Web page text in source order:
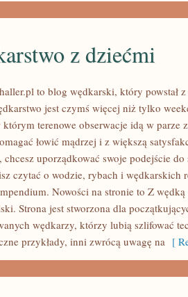
z dziećmi
to blog wędkarski, który powstał
jest czymś więcej niż tylko
terenowe obserwacje idą w parze
łowić mądrzej i z większą
chcesz uporządkować swoje podejście
czytać o wodzie, rybach i wędkarskich
Nowości na stronie to Z
Strona jest stworzona dla
wędkarzy, którzy lubią szlifować
przykłady, inni zwrócą uwagę na [